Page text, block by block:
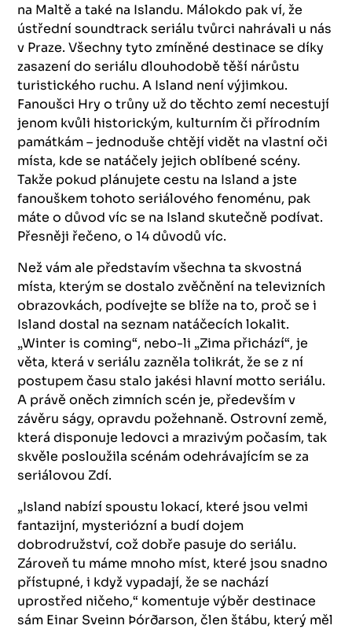
na Maltě a také na Islandu. Málokdo pak ví, že
ústřední soundtrack seriálu tvůrci nahrávali u nás
v Praze. Všechny tyto zmíněné destinace se díky
zasazení do seriálu dlouhodobě těší nárůstu
turistického ruchu. A Island není výjimkou.
Fanoušci Hry o trůny už do těchto zemí necestují
jenom kvůli historickým, kulturním či přírodním
památkám – jednoduše chtějí vidět na vlastní oči
místa, kde se natáčely jejich oblíbené scény.
Takže pokud plánujete cestu na Island a jste
fanouškem tohoto seriálového fenoménu, pak
máte o důvod víc se na Island skutečně podívat.
Přesněji řečeno, o 14 důvodů víc.
Než vám ale představím všechna ta skvostná
místa, kterým se dostalo zvěčnění na televizních
obrazovkách, podívejte se blíže na to, proč se i
Island dostal na seznam natáčecích lokalit.
„Winter is coming“, nebo-li „Zima přichází“, je
věta, která v seriálu zazněla tolikrát, že se z ní
postupem času stalo jakési hlavní motto seriálu.
A právě oněch zimních scén je, především v
závěru ságy, opravdu požehnaně. Ostrovní země,
která disponuje ledovci a mrazivým počasím, tak
skvěle posloužila scénám odehrávajícím se za
seriálovou Zdí.
„Island nabízí spoustu lokací, které jsou velmi
fantazijní, mysteriózní a budí dojem
dobrodružství, což dobře pasuje do seriálu.
Zároveň tu máme mnoho míst, které jsou snadno
přístupné, i když vypadají, že se nachází
uprostřed ničeho,“ komentuje výběr destinace
sám Einar Sveinn Þórðarson, člen štábu, který měl